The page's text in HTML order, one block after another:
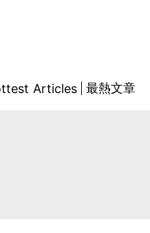
Articles 最熱文章